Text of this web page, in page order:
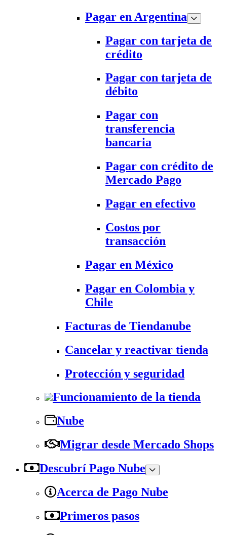
Pagar en Argentina
Pagar con tarjeta de
crédito
Pagar con tarjeta de
débito
Pagar con
transferencia
bancaria
Pagar con crédito de
Mercado Pago
Pagar en efectivo
Costos por
transacción
Pagar en México
Pagar en Colombia y
Chile
Facturas de Tiendanube
Cancelar y reactivar tienda
Protección y seguridad
Funcionamiento de la tienda
Nube
Migrar desde Mercado Shops
Descubrí Pago Nube
Acerca de Pago Nube
Primeros pasos